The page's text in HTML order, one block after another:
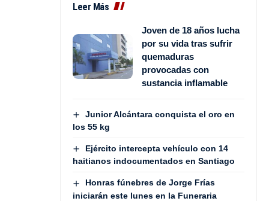
Leer Más
Joven de 18 años lucha
por su vida tras sufrir
quemaduras
provocadas con
sustancia inflamable
Junior Alcántara conquista el oro en
los 55 kg
Ejército intercepta vehículo con 14
haitianos indocumentados en Santiago
Honras fúnebres de Jorge Frías
iniciarán este lunes en la Funeraria